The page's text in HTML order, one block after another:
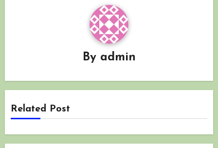
By admin
Related Post